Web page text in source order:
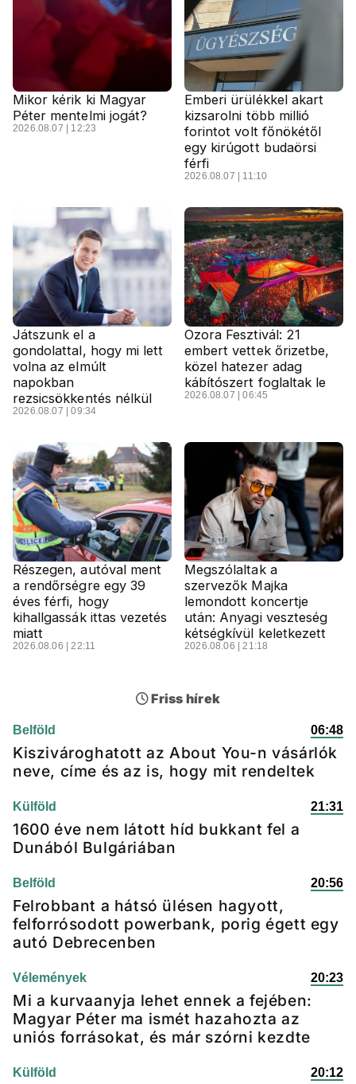
Mikor kérik ki Magyar
Péter mentelmi jogát?
2026.08.07 | 12:23
Emberi ürülékkel akart
kizsarolni több millió
forintot volt főnökétől
egy kirúgott budaörsi
férfi
2026.08.07 | 11:10
Játszunk el a
gondolattal, hogy mi lett
volna az elmúlt
napokban
rezsicsökkentés nélkül
2026.08.07 | 09:34
Ozora Fesztivál: 21
embert vettek őrizetbe,
közel hatezer adag
kábítószert foglaltak le
2026.08.07 | 06:45
Részegen, autóval ment
a rendőrségre egy 39
éves férfi, hogy
kihallgassák ittas vezetés
miatt
2026.08.06 | 22:11
Megszólaltak a
szervezők Majka
lemondott koncertje
után: Anyagi veszteség
kétségkívül keletkezett
2026.08.06 | 21:18
Friss hírek
Belföld 06:48
Kiszivároghatott az About You-n vásárlók
neve, címe és az is, hogy mit rendeltek
Külföld 21:31
1600 éve nem látott híd bukkant fel a
Dunából Bulgáriában
Belföld 20:56
Felrobbant a hátsó ülésen hagyott,
felforrósodott powerbank, porig égett egy
autó Debrecenben
Vélemények 20:23
Mi a kurvaanyja lehet ennek a fejében:
Magyar Péter ma ismét hazahozta az
uniós forrásokat, és már szórni kezdte
Külföld 20:12